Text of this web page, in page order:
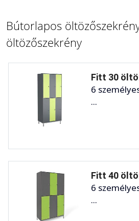
Bútorlapos
öltözőszekrény
Fitt 30
6
...
Fitt 40
6
...